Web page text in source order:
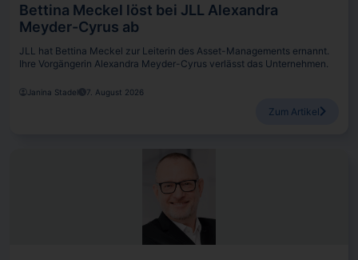
Bettina Meckel löst bei JLL Alexandra
Meyder-Cyrus ab
JLL hat Bettina Meckel zur Leiterin des Asset-Managements ernannt.
Ihre Vorgängerin Alexandra Meyder-Cyrus verlässt das Unternehmen.
Janina Stadel 7. August 2026
Zum Artikel